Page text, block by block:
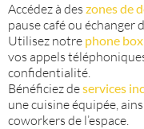
Accédez à des zones de
pause café ou échanger
Utilisez notre phone box
vos appels
confidentialité.
Bénéficiez deservices
une cuisine équipée,
coworkers de l’espace.